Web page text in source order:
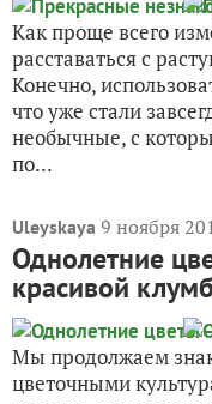
Как проще всего
расставаться с
Конечно,
что уже стали
необычные, с
по...
Uleyskaya 9 ноября
Однолетние
красивой
Мы продолжаем
цветочными